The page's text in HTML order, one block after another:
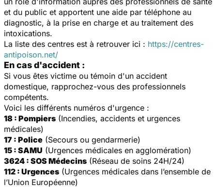
et du public et apportent une aide par téléphone au
diagnostic, à la prise en charge et au traitement des
intoxications.
La liste des centres est à retrouver ici : https://centres-
antipoison.net/
En cas d'accident :
Si vous êtes victime ou témoin d'un accident
domestique, rapprochez-vous des professionnels
compétents.
Voici les différents numéros d'urgence :
18 : Pompiers (Incendies, accidents et urgences
médicales)
17 : Police (Secours ou gendarmerie)
15 : SAMU (Urgences médicales en agglomération)
3624 : SOS Médecins (Réseau de soins 24H/24)
112 : Urgences (Urgences médicales dans l’ensemble de
l’Union Européenne)